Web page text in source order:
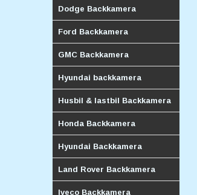
Dodge Backkamera
Ford Backkamera
GMC Backkamera
Hyundai backkamera
Husbil & lastbil Backkamera
Honda Backkamera
Hyundai Backkamera
Land Rover Backkamera
Iveco Backkamera